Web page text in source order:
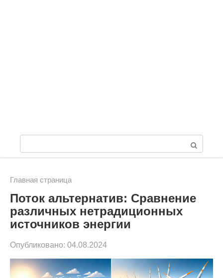
о
с
к
Главная страница
Поток альтернатив: Сравнение
различных нетрадиционных
источников энергии
Опубликовано: 04.08.2024